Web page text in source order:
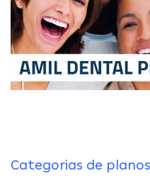
Categorias de planos